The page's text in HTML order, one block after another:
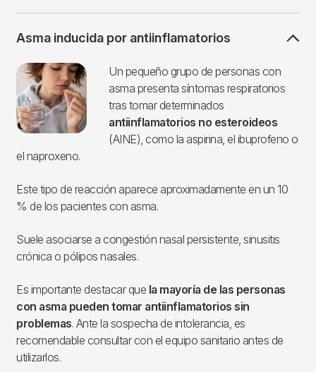
Asma inducida por antiinflamatorios
Imagen
Un pequeño grupo de personas con
asma presenta síntomas respiratorios
tras tomar determinados
antiinflamatorios no esteroideos
(AINE), como la aspirina, el ibuprofeno o
el naproxeno.
Este tipo de reacción aparece aproximadamente en un 10
% de los pacientes con asma.
Suele asociarse a congestión nasal persistente, sinusitis
crónica o pólipos nasales.
Es importante destacar que la mayoría de las personas
con asma pueden tomar antiinflamatorios sin
problemas. Ante la sospecha de intolerancia, es
recomendable consultar con el equipo sanitario antes de
utilizarlos.